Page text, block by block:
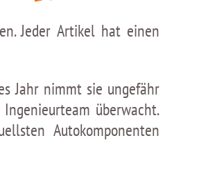
Jeder Artikel hat einen
Jahr nimmt sie ungefähr
überwacht.
Autokomponenten